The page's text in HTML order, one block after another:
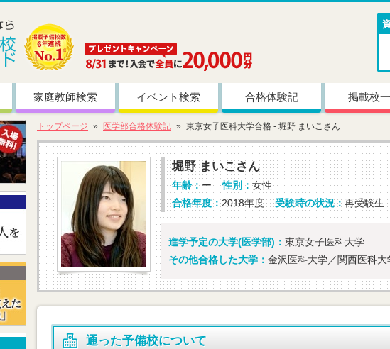
家庭教師検索 イベント検索 合格体験記 掲載校
トップページ 医学部合格体験記 東京女子医科大学合格 - 堀野 まいこさん
堀野 まいこさん
年齢： ー 性別： 女性
合格年度：2018年度 受験時の状況： 再受験生
進学予定の大学(医学部)： 東京女子医科大学
その他合格した大学： 金沢医科大学／関西医科大
通った予備校について